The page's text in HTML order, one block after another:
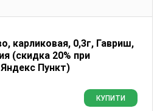
карликовая, 0,3г, Гавриш,
(скидка 20% при
Пункт)
КУПИТИ